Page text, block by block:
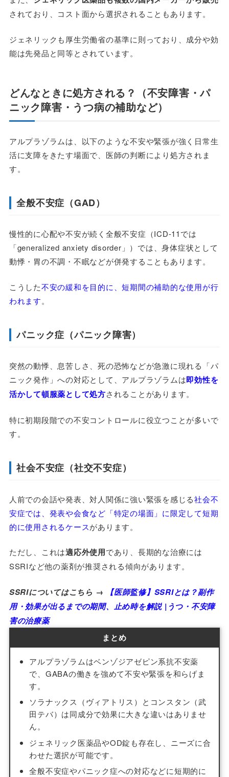
されており、コスト面から選択されることもあります。
ジェネリックも厚生労働省の基準に則っており、成分や効
能は先発品と同等とされています。
どんなときに処方される？（不安障害・パ
ニック障害・うつ病の補助など）
アルプラゾラムは、以下のような不安や緊張が強く日常生
活に支障をきたす場面で、医師の判断により処方されま
す。
全般不安症（GAD）
慢性的に心配や不安が続く全般不安症（ICD-11では
「generalized anxiety disorder」）では、身体症状として
動悸・胃の不調・不眠などが併発することもあります。
こうした不安の緩和を目的に、短期間の補助的な使用が行
われます。
パニック症（パニック障害）
突然の動悸、息苦しさ、死の恐怖などが急激に現れる「パ
ニック発作」への対応として、アルプラゾラムは即効性を
活かして頓服薬として処方されることがあります。
特に初期段階での不安コントロールに役立つことが多いで
す。
社会不安症（社交不安症）
人前での会話や発表、対人関係に強い緊張を感じる社会不
安症では、発表や会食など「特定の場面」に限定して短期
的に使用されるケースがあります。
ただし、これは適応外使用であり、長期的な治療には
SSRIなど他の薬剤が推奨される傾向があります。
SSRIについてはこちら →
【医師監修】SSRIとは？副作
用・効果が出るまでの期間、止め時を解説 |うつ・不安障
害の治療薬
まとめ
アルプラゾラムはベンゾジアゼピン系抗不安薬
で、GABAの働きを強めて不安や緊張を和らげま
す。
ソラナックス（ヴィアトリス）とコンスタン（武
田テバ）は同成分で効果に大きな違いはありませ
ん。
ジェネリック医薬品やOD錠も存在し、ニーズに合
わせた選択が可能です。
全般不安症やパニック症への対応などに短期的に